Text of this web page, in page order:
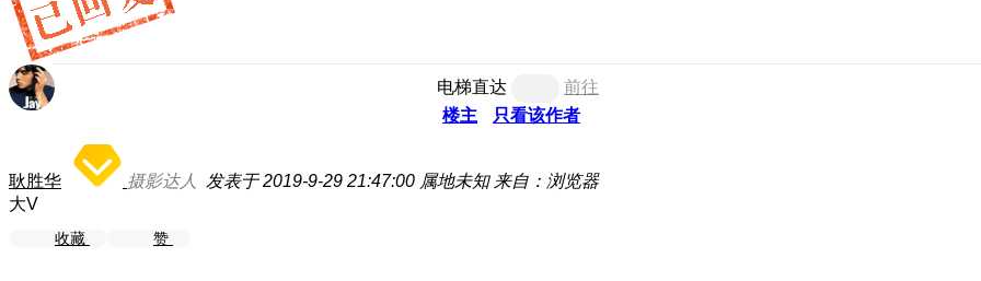
电梯直达
前往
楼主
只看该作者
耿胜华 摄影达人 发表于 2019-9-29 21:47:00 属地未知 来自：浏览器
大V
收藏 赞